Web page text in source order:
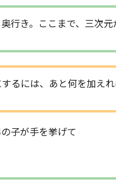
行き。ここまで、三次
るには、あと何を加えれ
子が手を挙げて